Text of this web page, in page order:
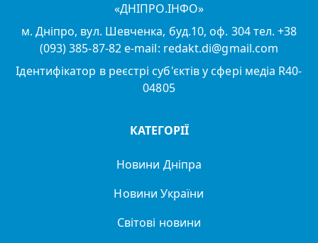
«ДНІПРО.ІНФО»
м. Дніпро, вул. Шевченка, буд.10, оф. 304 тел. +38
(093) 385-87-82 e-mail: redakt.di@gmail.com
Ідентифікатор в реєстрі суб'єктів у сфері медіа R40-
04805
КАТЕГОРІЇ
Новини Дніпра
Новини України
Світові новини